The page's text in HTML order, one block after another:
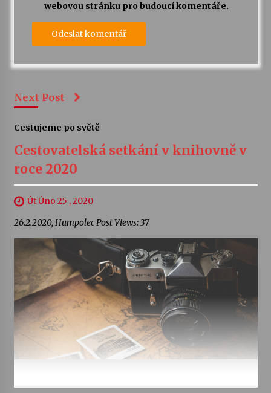
webovou stránku pro budoucí komentáře.
Next Post
Cestujeme po světě
Cestovatelská setkání v knihovně v
roce 2020
Út Úno 25 , 2020
26.2.2020, Humpolec Post Views: 37